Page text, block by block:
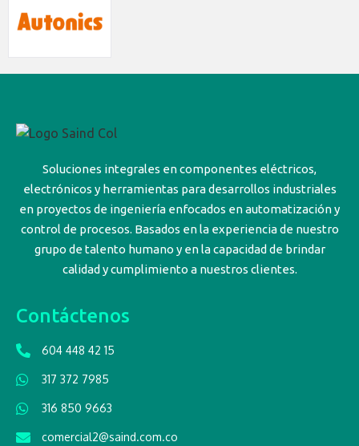
Soluciones integrales en componentes eléctricos,
electrónicos y herramientas para desarrollos industriales
en proyectos de ingeniería enfocados en automatización y
control de procesos. Basados en la experiencia de nuestro
grupo de talento humano y en la capacidad de brindar
calidad y cumplimiento a nuestros clientes.
Contáctenos
604 448 42 15
317 372 7985
316 850 9663
comercial2@saind.com.co